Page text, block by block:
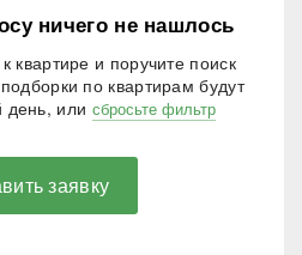
ничего не нашлось
квартире и поручите поиск
по квартирам будут
день, или сбросьте фильтр
заявку